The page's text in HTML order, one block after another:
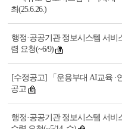
최(25.6.26.)
행정·공공기관 정보시스템 서
렴 요청(~6/9)
[수정공고] 「운용부대 AI교육 ·
공고
행정·공공기관 정보시스템 서